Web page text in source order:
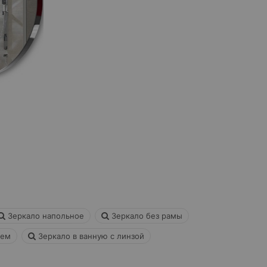
Зеркало напольное Зеркало без рамы
Зеркало в ванную с линзой